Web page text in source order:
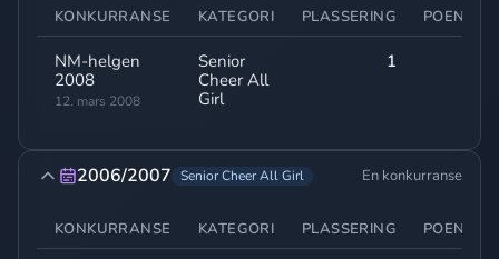
KONKURRANSE KATEGORI PLASSERING POENG
NM-helgen
2008
12. mars 2008
Senior
Cheer All
Girl
1
2006/2007 Senior Cheer All Girl En konkurranse
KONKURRANSE KATEGORI PLASSERING POENG